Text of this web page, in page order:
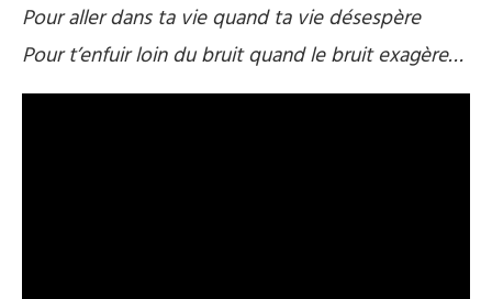
Pour aller dans ta vie quand ta vie désespère
Pour t’enfuir loin du bruit quand le bruit exagère…